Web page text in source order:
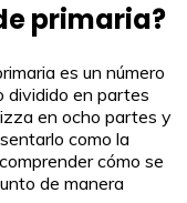
primaria?
es un número
dividido en partes
en ocho partes y
como la
cómo se
de manera